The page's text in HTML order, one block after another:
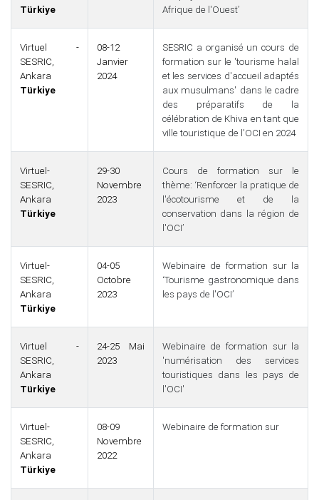
Türkiye
Afrique de l'Ouest’
Virtuel -
SESRIC,
Ankara
Türkiye
08-12
Janvier
2024
SESRIC a organisé un cours de
formation sur le 'tourisme halal
et les services d'accueil adaptés
aux musulmans' dans le cadre
des préparatifs de la
célébration de Khiva en tant que
ville touristique de l'OCI en 2024
Virtuel-
SESRIC,
Ankara
Türkiye
29-30
Novembre
2023
Cours de formation sur le
thème: ‘Renforcer la pratique de
l'écotourisme et de la
conservation dans la région de
l'OCI’
Virtuel-
SESRIC,
Ankara
Türkiye
04-05
Octobre
2023
Webinaire de formation sur la
‘Tourisme gastronomique dans
les pays de l'OCI’
Virtuel -
SESRIC,
Ankara
Türkiye
24-25 Mai
2023
Webinaire de formation sur la
'numérisation des services
touristiques dans les pays de
l'OCI'
Virtuel-
SESRIC,
Ankara
Türkiye
08-09
Novembre
2022
Webinaire de formation sur